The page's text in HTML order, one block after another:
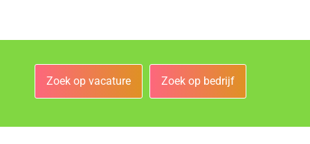
Zoek op vacature Zoek op bedrijf